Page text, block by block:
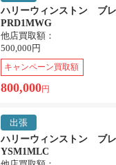
ハリーウィンストン ブ
PRD1MWG
他店買取額：
500,000円
キャンペーン買取額
800,000円
出張
ハリーウィンストン ブ
YSM1MLC